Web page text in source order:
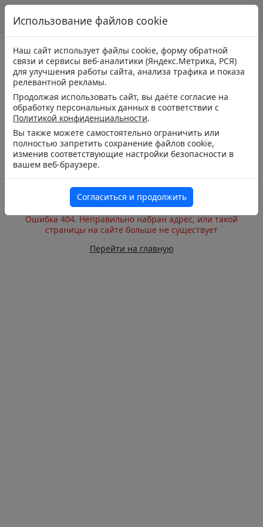
Ошибка 404. Неправильно набран адрес, или такой
страницы на сайте больше не существует
Перейти на главную
Использование файлов cookie
Наш сайт использует файлы cookie, форму обратной
связи и сервисы веб-аналитики (Яндекс.Метрика, РСЯ)
для улучшения работы сайта, анализа трафика и показа
релевантной рекламы.
Продолжая использовать сайт, вы даёте согласие на
обработку персональных данных в соответствии с
Политикой конфиденциальности.
Вы также можете самостоятельно ограничить или
полностью запретить сохранение файлов cookie,
изменив соответствующие настройки безопасности в
вашем веб-браузере.
Согласиться и продолжить